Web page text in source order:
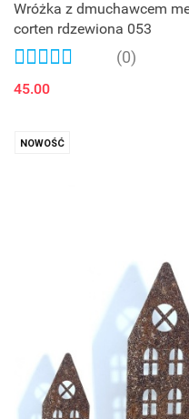
Wróżka z dmuchawcem
corten rdzewiona 053
(0)
45.00
NOWOŚĆ